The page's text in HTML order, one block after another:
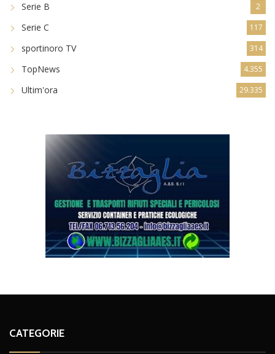
Serie B 2
Serie C 117
sportinoro TV 314
TopNews 4.355
Ultim'ora 29.335
CATEGORIE